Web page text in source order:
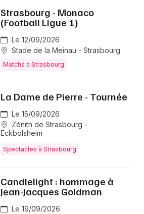
Strasbourg - Monaco
(Football Ligue 1)
Le 12/09/2026
Stade de la Meinau - Strasbourg
Matchs à Strasbourg
La Dame de Pierre - Tournée
Le 15/09/2026
Zénith de Strasbourg -
Eckbolsheim
Spectacles à Strasbourg
Candlelight : hommage à
Jean-Jacques Goldman
Le 19/09/2026